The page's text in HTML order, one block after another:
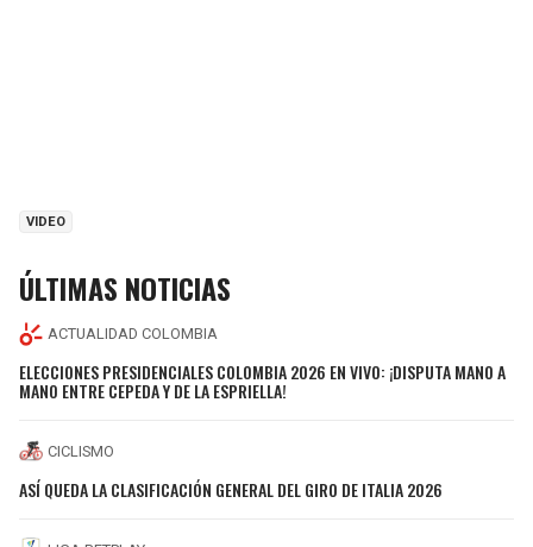
VIDEO
ÚLTIMAS NOTICIAS
ACTUALIDAD COLOMBIA
ELECCIONES PRESIDENCIALES COLOMBIA 2026 EN VIVO: ¡DISPUTA MANO A
MANO ENTRE CEPEDA Y DE LA ESPRIELLA!
CICLISMO
ASÍ QUEDA LA CLASIFICACIÓN GENERAL DEL GIRO DE ITALIA 2026